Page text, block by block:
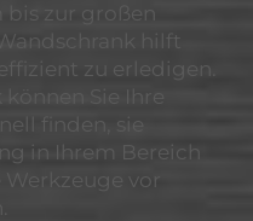
bis zur großen
hilft
zu erledigen.
Sie Ihre
finden, sie
in Ihrem Bereich
vor